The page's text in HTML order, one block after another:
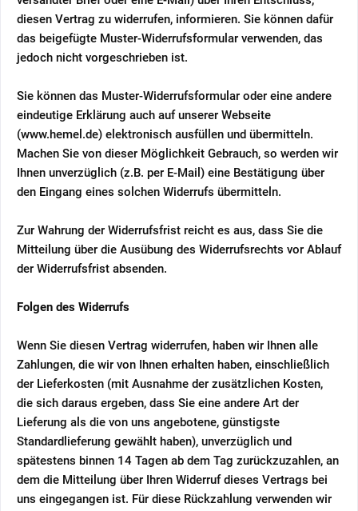
diesen Vertrag zu widerrufen, informieren. Sie können dafür
das beigefügte Muster-Widerrufsformular verwenden, das
jedoch nicht vorgeschrieben ist.
Sie können das Muster-Widerrufsformular oder eine andere
eindeutige Erklärung auch auf unserer Webseite
(www.hemel.de) elektronisch ausfüllen und übermitteln.
Machen Sie von dieser Möglichkeit Gebrauch, so werden wir
Ihnen unverzüglich (z.B. per E-Mail) eine Bestätigung über
den Eingang eines solchen Widerrufs übermitteln.
Zur Wahrung der Widerrufsfrist reicht es aus, dass Sie die
Mitteilung über die Ausübung des Widerrufsrechts vor Ablauf
der Widerrufsfrist absenden.
Folgen des Widerrufs
Wenn Sie diesen Vertrag widerrufen, haben wir Ihnen alle
Zahlungen, die wir von Ihnen erhalten haben, einschließlich
der Lieferkosten (mit Ausnahme der zusätzlichen Kosten,
die sich daraus ergeben, dass Sie eine andere Art der
Lieferung als die von uns angebotene, günstigste
Standardlieferung gewählt haben), unverzüglich und
spätestens binnen 14 Tagen ab dem Tag zurückzuzahlen, an
dem die Mitteilung über Ihren Widerruf dieses Vertrags bei
uns eingegangen ist. Für diese Rückzahlung verwenden wir